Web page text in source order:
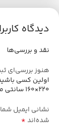
دیدگاه
نقد و بررسی‌ها
هنوز بررسی‌ای
اولین کسی
220×160 سانتی متر”
نشانی ایمیل
شده‌اند*